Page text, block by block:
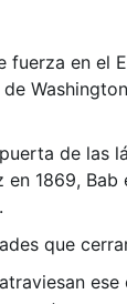
en el
de
1869,
que